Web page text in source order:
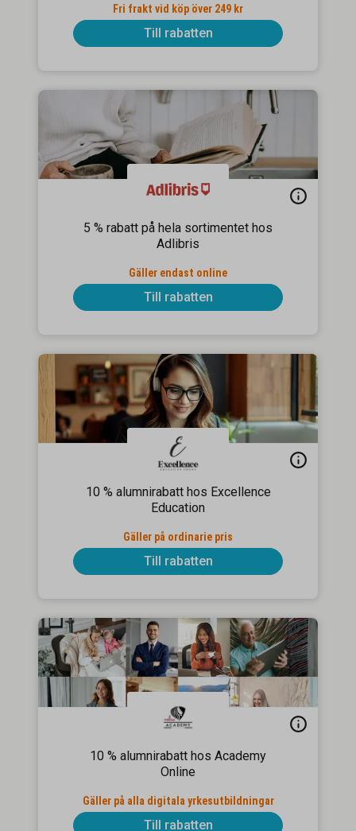
Fri frakt vid köp över 249 kr
Till rabatten
5 % rabatt på hela sortimentet hos
Adlibris
Gäller endast online
Till rabatten
10 % alumnirabatt hos Excellence
Education
Gäller på ordinarie pris
Till rabatten
10 % alumnirabatt hos Academy
Online
Gäller på alla digitala yrkesutbildningar
Till rabatten